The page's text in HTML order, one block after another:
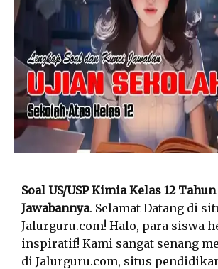
Soal US/USP Kimia Kelas 12
Jawabannya. Selamat Datang di
Jalurguru.com! Halo, para siswa
inspiratif! Kami sangat senang
di Jalurguru.com, situs